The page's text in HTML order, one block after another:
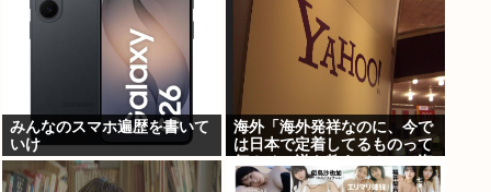
みんなのスマホ遍歴を書いて
いけ
海外「海外発祥なのに、今で
は日本で定着してるものって
何？その逆も教えて！」（海
外の反応）